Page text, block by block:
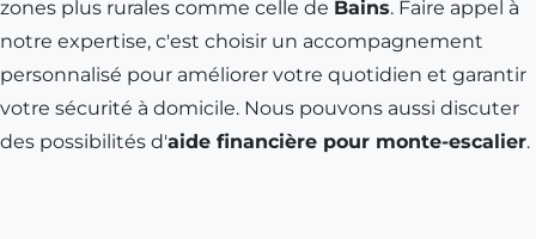
zones plus rurales comme celle de Bains. Faire appel à
notre expertise, c'est choisir un accompagnement
personnalisé pour améliorer votre quotidien et garantir
votre sécurité à domicile. Nous pouvons aussi discuter
des possibilités d'aide financière pour monte-escalier.